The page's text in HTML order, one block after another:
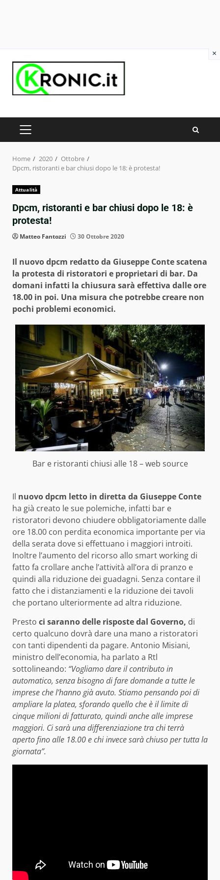
content
PRIMARY
Home 2020
Ottobre
Dpcm, ristoranti e bar chiusi dopo le 18: è protesta!
Attualità
Dpcm, ristoranti e bar chiusi dopo le 18: è
protesta!
Matteo Fantozzi 30 Ottobre 2020
Il nuovo dpcm redatto da Giuseppe Conte scatena
la protesta di ristoratori e proprietari di bar. Da
domani infatti la chiusura sarà effettiva dalle ore
18.00 in poi. Una misura che potrebbe creare non
pochi problemi economici.
Bar e ristoranti chiusi alle 18 – web source
Il nuovo dpcm letto in diretta da Giuseppe Conte
ha già creato le sue polemiche, infatti bar e
ristoratori devono chiudere obbligatoriamente dalle
ore 18.00 con perdita economica importante per via
della serata dove si effettuano i maggiori introiti.
Inoltre l’aumento del ricorso allo smart working di
fatto fa crollare anche l’attività all’ora di pranzo e
quindi alla riduzione dei guadagni. Senza contare il
fatto che i distanziamenti e la riduzione dei tavoli
che portano ulteriormente ad altra riduzione.
Presto ci saranno delle risposte dal Governo, di
certo qualcuno dovrà dare una mano a ristoratori
con tanti dipendenti da pagare. Antonio Misiani,
ministro dell’economia, ha parlato a Rtl
sottolineando: “Vogliamo dare il contributo in
automatico, senza bisogno di fare domande a tutte le
imprese che l’hanno già avuto. Stiamo pensando poi di
ampliare la platea, sforando quello che è il limite di
cinque milioni di fatturato, quindi anche alle imprese
maggiori. Ci sarà una differenziazione tra chi terrà
aperto fino alle 18.00 e chi invece sarà chiuso per tutta la
giornata”.
×